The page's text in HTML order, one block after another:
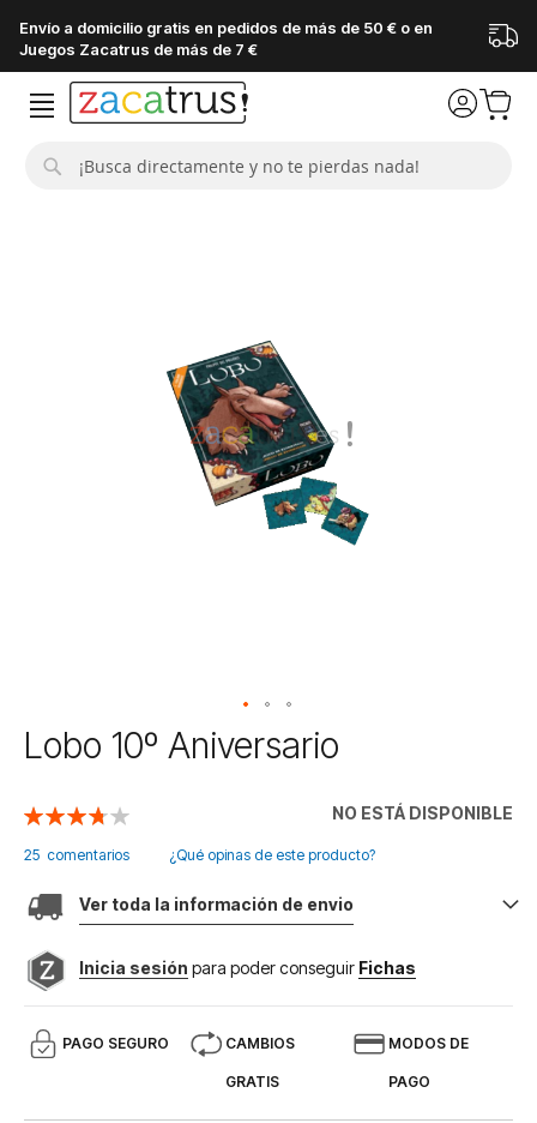
Envío a domicilio gratis en pedidos de más de 50 € o en
Juegos Zacatrus de más de 7 €
Saltar
al
de
la
galería
imágenes
Lobo 10º Aniversario
NO ESTÁ DISPONIBLE
Valoración:
25 comentarios ¿Qué opinas de este producto?
Ver toda la información de envio
Inicia sesión para poder conseguir Fichas
PAGO SEGURO CAMBIOS
GRATIS
MODOS DE
PAGO